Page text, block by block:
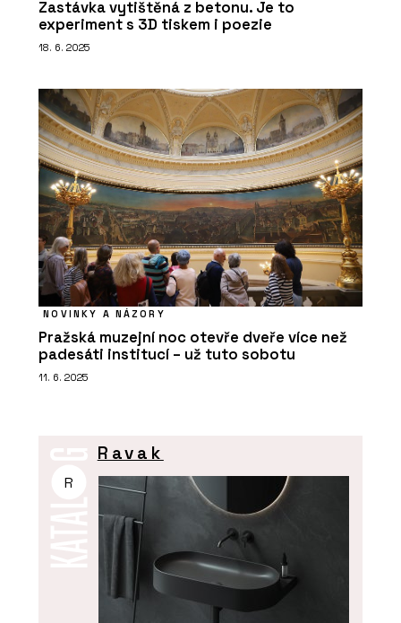
Zastávka vytištěná z betonu. Je to
experiment s 3D tiskem i poezie
18. 6. 2025
NOVINKY A NÁZORY
Pražská muzejní noc otevře dveře více než
padesáti institucí – už tuto sobotu
11. 6. 2025
R
Ravak